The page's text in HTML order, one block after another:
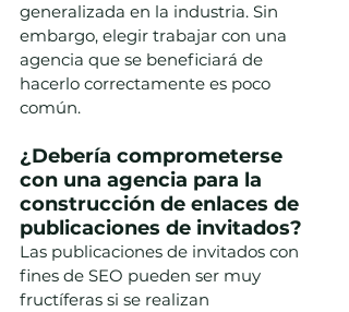
generalizada en la industria. Sin
embargo, elegir trabajar con una
agencia que se beneficiará de
hacerlo correctamente es poco
común.
¿Debería comprometerse
con una agencia para la
construcción de enlaces de
publicaciones de invitados?
Las publicaciones de invitados con
fines de SEO pueden ser muy
fructíferas si se realizan